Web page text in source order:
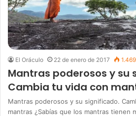
El Oráculo 22 de enero de 2017 1.469
Mantras poderosos y su
Cambia tu vida con
Mantras poderosos y su significado.
mantras ¿Sabías que los mantras tienen